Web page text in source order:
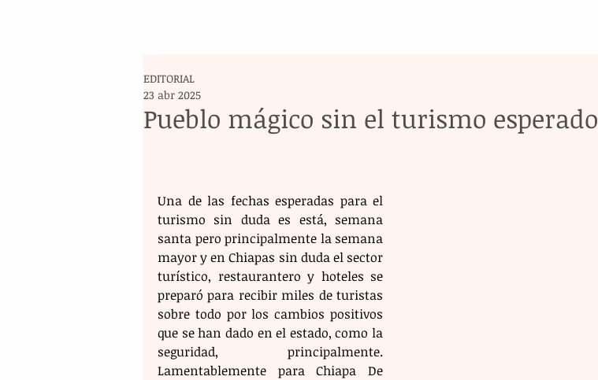
Pueblo mágico sin el turismo esperado
EDITORIAL
23 abr 2025
Una de las fechas esperadas para el
turismo sin duda es está, semana
santa pero principalmente la semana
mayor y en Chiapas sin duda el sector
turístico, restaurantero y hoteles se
preparó para recibir miles de turistas
sobre todo por los cambios positivos
que se han dado en el estado, como la
seguridad, principalmente.
Lamentablemente para Chiapa De